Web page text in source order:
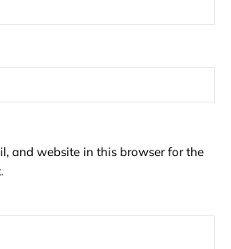
and website in this browser for the